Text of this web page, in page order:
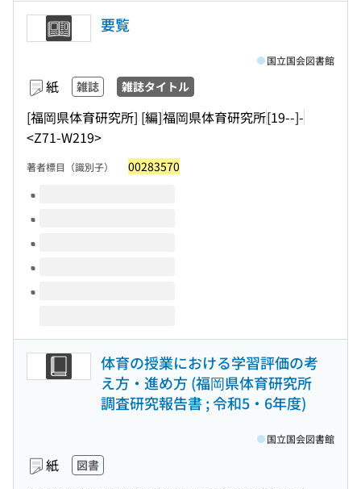
要覧
紙 雑誌 雑誌タイトル
[福岡県体育研究所] [編]福岡県体育研究所[19--]-
<Z71-W219>
国立国会図書館
著者標目（識別子） 00283570
このタイトルの巻号
体育の授業における学習評価の考
え方・進め方 (福岡県体育研究所
調査研究報告書 ; 令和5・6年度)
紙 図書
国立国会図書館